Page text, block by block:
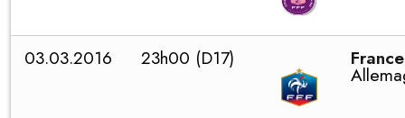
03.03.2016 23h00 (D17) France